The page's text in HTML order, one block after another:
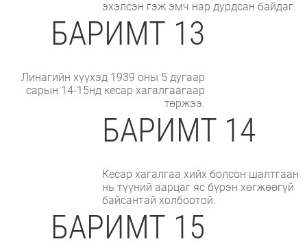
эхэлсэн гэж эмч нар дурдсан байдаг.
БАРИМТ 13
Линагийн хүүхэд 1939 оны 5 дугаар
сарын 14-15нд кесар хагалгаагаар
төржээ.
БАРИМТ 14
Кесар хагалгаа хийх болсон шалтгаан
нь түүний аарцаг яс бүрэн хөгжөөгүй
байсантай холбоотой.
БАРИМТ 15